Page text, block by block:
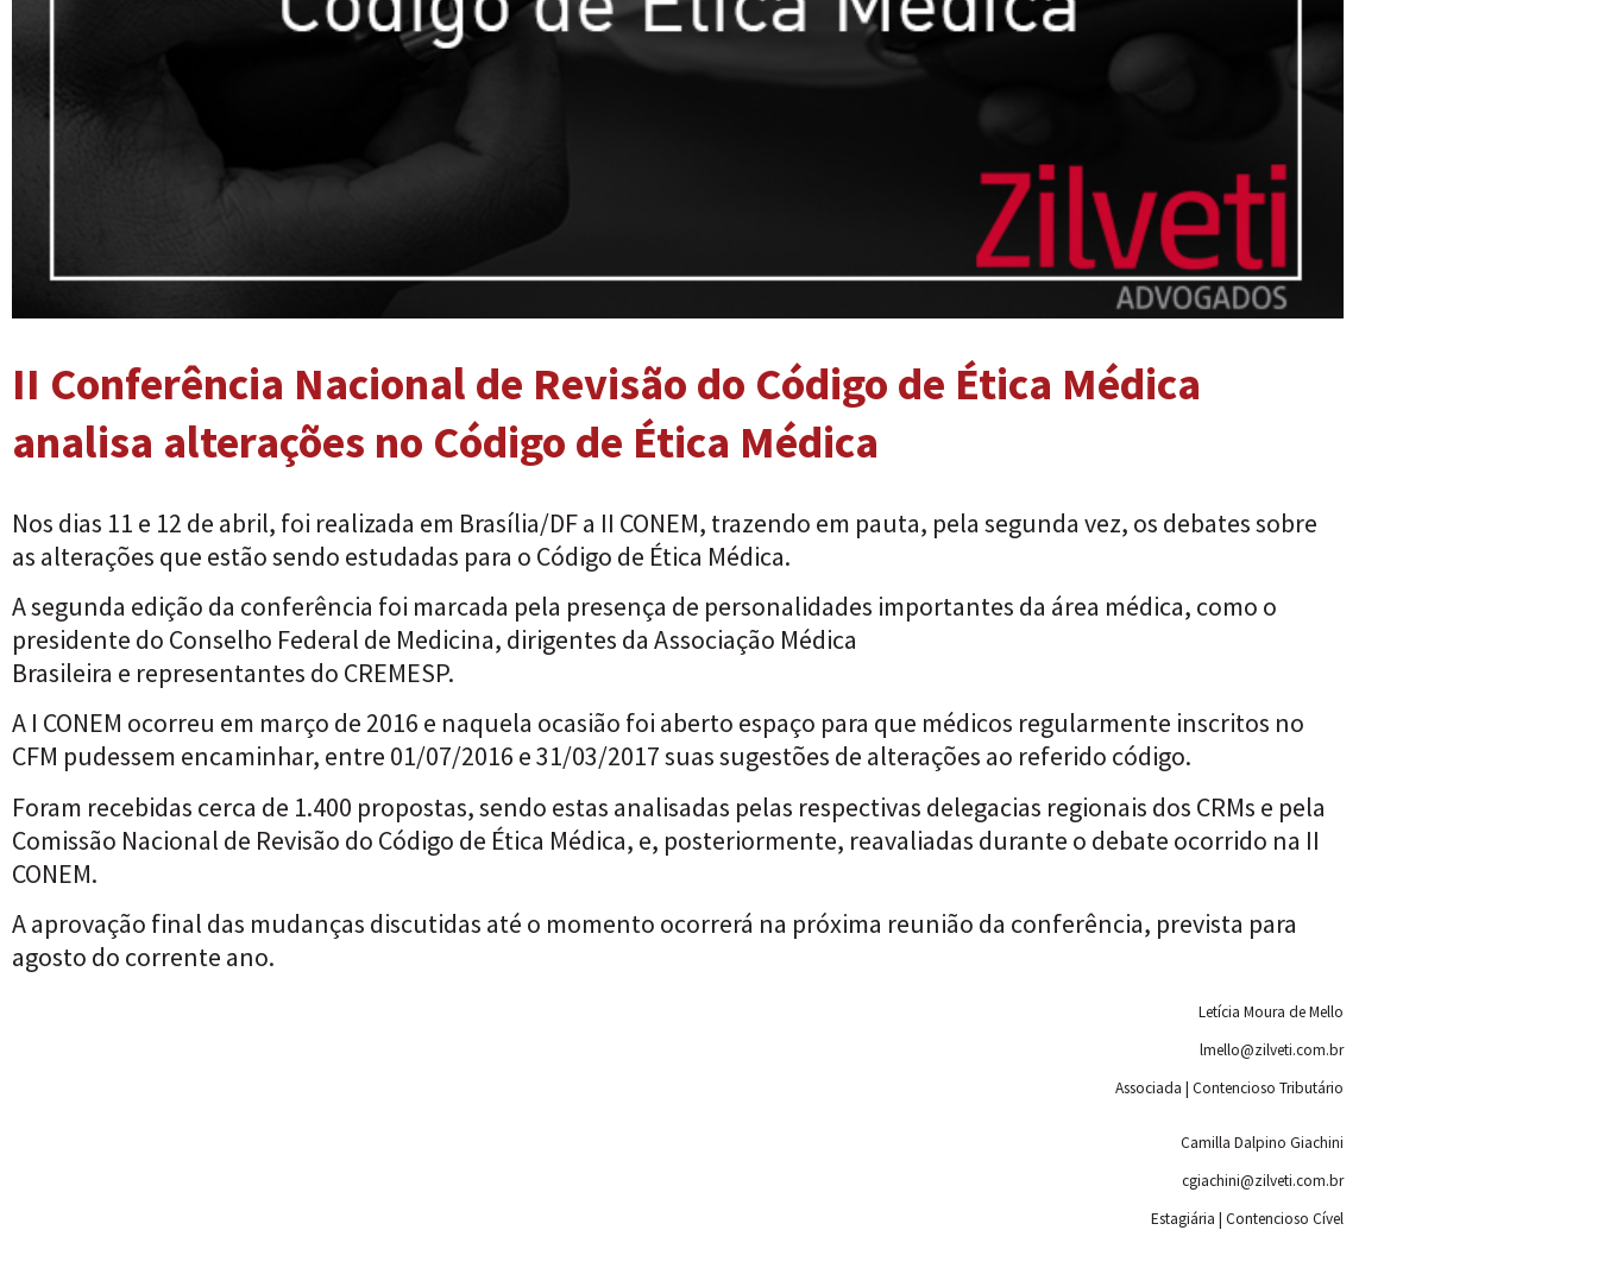
II Conferência Nacional de Revisão do Código de Ética Médica
analisa alterações no Código de Ética Médica
Nos dias 11 e 12 de abril, foi realizada em Brasília/DF a II CONEM, trazendo em pauta, pela segunda vez, os debates sobre
as alterações que estão sendo estudadas para o Código de Ética Médica.
A segunda edição da conferência foi marcada pela presença de personalidades importantes da área médica, como o
presidente do Conselho Federal de Medicina, dirigentes da Associação Médica
Brasileira e representantes do CREMESP.
A I CONEM ocorreu em março de 2016 e naquela ocasião foi aberto espaço para que médicos regularmente inscritos no
CFM pudessem encaminhar, entre 01/07/2016 e 31/03/2017 suas sugestões de alterações ao referido código.
Foram recebidas cerca de 1.400 propostas, sendo estas analisadas pelas respectivas delegacias regionais dos CRMs e pela
Comissão Nacional de Revisão do Código de Ética Médica, e, posteriormente, reavaliadas durante o debate ocorrido na II
CONEM.
A aprovação final das mudanças discutidas até o momento ocorrerá na próxima reunião da conferência, prevista para
agosto do corrente ano.
Letícia Moura de Mello
lmello@zilveti.com.br
Associada | Contencioso Tributário
Camilla Dalpino Giachini
cgiachini@zilveti.com.br
Estagiária | Contencioso Cível